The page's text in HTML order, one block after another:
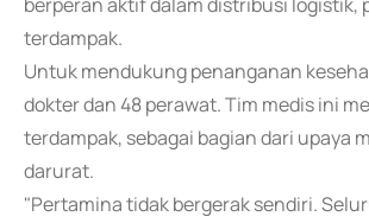
terdampak.
Untuk mendukung penanganan
dokter dan 48 perawat. Tim medis ini
terdampak, sebagai bagian dari upaya
darurat.
"Pertamina tidak bergerak sendiri.